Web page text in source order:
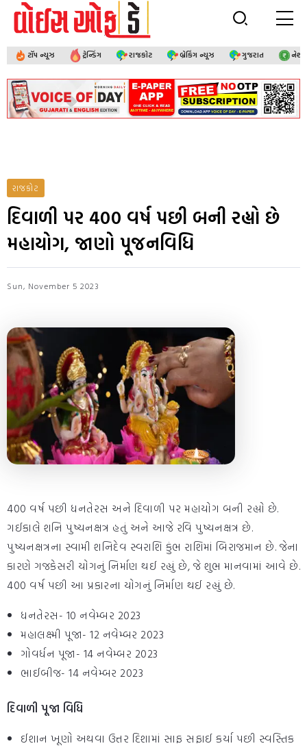
ટૉપ ન્યૂઝ ટ્રેન્ડિંગ રાજકોટ બ્રેકિંગ ન્યૂઝ ગુજરાત
રાજકોટ
દિવાળી પર 400 વર્ષ પછી બની રહ્યો છે
મહાયોગ, જાણો પૂજનવિધિ
Sun, November 5 2023
400 વર્ષ પછી ધનતેરસ અને દિવાળી પર મહાયોગ બની રહ્યો છે.
ગઈકાલે શનિ પુષ્યનક્ષત્ર હતું અને આજે રવિ પુષ્યનક્ષત્ર છે.
પુષ્યનક્ષત્રના સ્વામી શનિદેવ સ્વરાશિ કુંભ રાશિમાં બિરાજમાન છે. જેના
કારણે ગજકેસરી યોગનું નિર્માણ થઈ રહ્યું છે, જે શુભ માનવામાં આવે છે.
400 વર્ષ પછી આ પ્રકારના યોગનું નિર્માણ થઈ રહ્યું છે.
ધનતેરસ- 10 નવેમ્બર 2023
મહાલક્ષ્મી પૂજા- 12 નવેમ્બર 2023
ગોવર્ધન પૂજા- 14 નવેમ્બર 2023
ભાઈબીજ- 14 નવેમ્બર 2023
દિવાળી પૂજા વિધિ
ઈશાન ખૂણો અથવા ઉત્તર દિશામાં સાફ સફાઈ કર્યા પછી સ્વસ્તિક